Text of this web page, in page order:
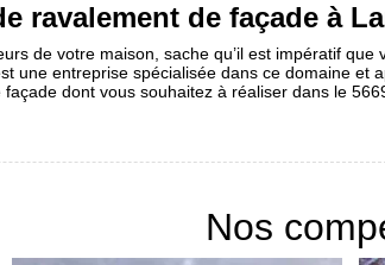
ravalement de façade à
de votre maison, sache qu’il est impératif
une entreprise spécialisée dans ce domaine
dont vous souhaitez à réaliser dans le
Nos